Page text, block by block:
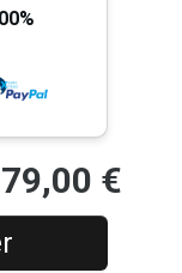
79,00 €